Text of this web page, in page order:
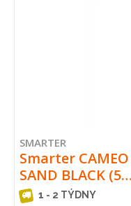
SMARTER
Smarter CAMEO
SAND BLACK (5…
1 - 2 TÝDNY